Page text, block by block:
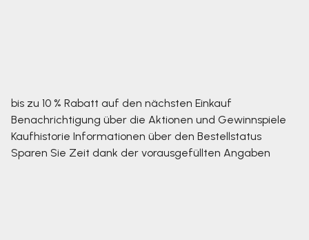
bis zu 10 % Rabatt auf den nächsten Einkauf
Benachrichtigung über die Aktionen und Gewinnspiele
Kaufhistorie Informationen über den Bestellstatus
Sparen Sie Zeit dank der vorausgefüllten Angaben